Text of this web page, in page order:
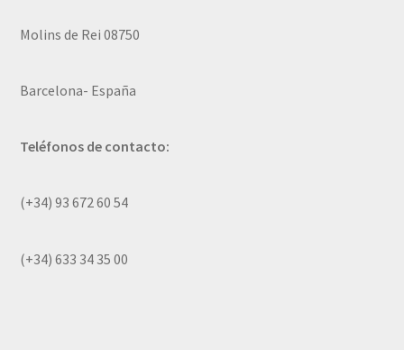
Molins de Rei 08750
Barcelona- España
Teléfonos de contacto:
(+34) 93 672 60 54
(+34) 633 34 35 00